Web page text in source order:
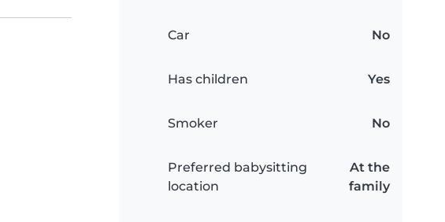
Car No
Has children Yes
Smoker No
Preferred babysitting
location
At the
family